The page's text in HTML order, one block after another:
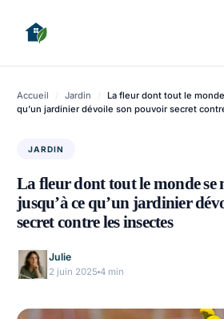
Accueil / Jardin /
La fleur dont tout le
qu’un jardinier dévoile son pouvoir secret
JARDIN
La fleur dont tout le monde
jusqu’à ce qu’un jardinier
secret contre les insectes
Julie
2 juin 2025 4 min